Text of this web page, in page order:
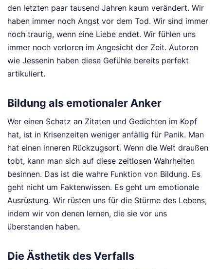
den letzten paar tausend Jahren kaum verändert. Wir
haben immer noch Angst vor dem Tod. Wir sind immer
noch traurig, wenn eine Liebe endet. Wir fühlen uns
immer noch verloren im Angesicht der Zeit. Autoren
wie Jessenin haben diese Gefühle bereits perfekt
artikuliert.
Bildung als emotionaler Anker
Wer einen Schatz an Zitaten und Gedichten im Kopf
hat, ist in Krisenzeiten weniger anfällig für Panik. Man
hat einen inneren Rückzugsort. Wenn die Welt draußen
tobt, kann man sich auf diese zeitlosen Wahrheiten
besinnen. Das ist die wahre Funktion von Bildung. Es
geht nicht um Faktenwissen. Es geht um emotionale
Ausrüstung. Wir rüsten uns für die Stürme des Lebens,
indem wir von denen lernen, die sie vor uns
überstanden haben.
Die Ästhetik des Verfalls